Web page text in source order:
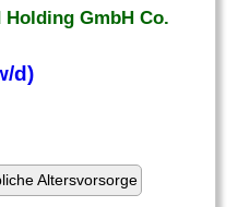
Holding GmbH Co.
d)
Altersvorsorge